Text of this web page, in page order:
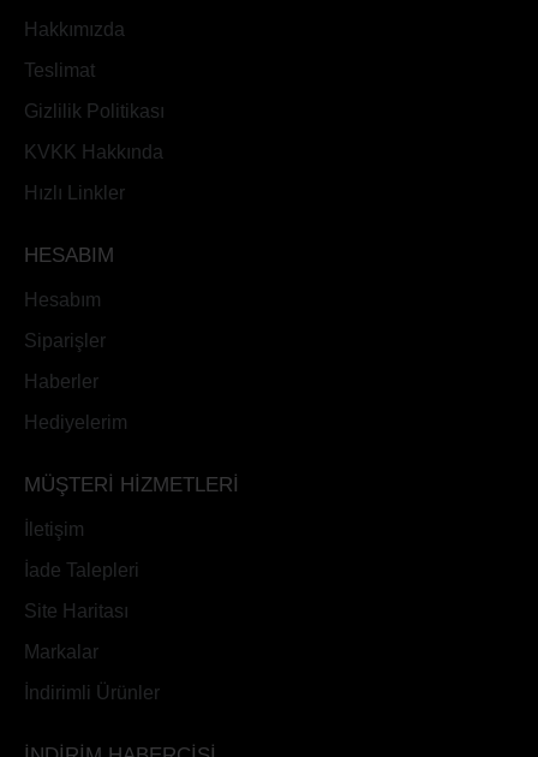
Hakkımızda
Teslimat
Gizlilik Politikası
KVKK Hakkında
Hızlı Linkler
HESABIM
Hesabım
Siparişler
Haberler
Hediyelerim
MÜŞTERİ HİZMETLERİ
İletişim
İade Talepleri
Site Haritası
Markalar
İndirimli Ürünler